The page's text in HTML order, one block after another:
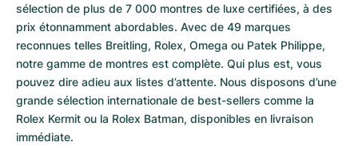
sélection de plus de 7 000 montres de luxe certifiées, à des
prix étonnamment abordables. Avec de 49 marques
reconnues telles Breitling, Rolex, Omega ou Patek Philippe,
notre gamme de montres est complète. Qui plus est, vous
pouvez dire adieu aux listes d’attente. Nous disposons d’une
grande sélection internationale de best-sellers comme la
Rolex Kermit ou la Rolex Batman, disponibles en livraison
immédiate.